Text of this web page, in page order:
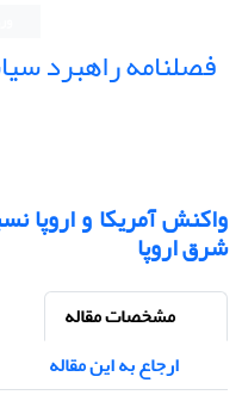
فصلنامه راهبرد
واکنش آمریکا و
شرق اروپا
مشخصات مقاله
ارجاع به این مقاله